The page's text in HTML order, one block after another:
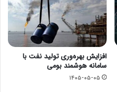
افزایش بهره‌وری تولید نفت با
سامانه هوشمند بومی
۱۴۰۵-۰۵-۰۵